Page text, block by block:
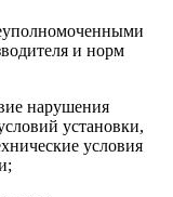
и норм
нарушения
установки,
условия